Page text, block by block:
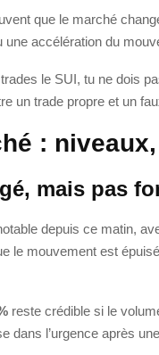
que le marché
accélération du
le SUI, tu ne dois
un trade propre et un
:
mais pas
depuis ce matin,
le mouvement est
reste crédible si le
dans l’urgence après